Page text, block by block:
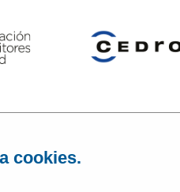
cookies.